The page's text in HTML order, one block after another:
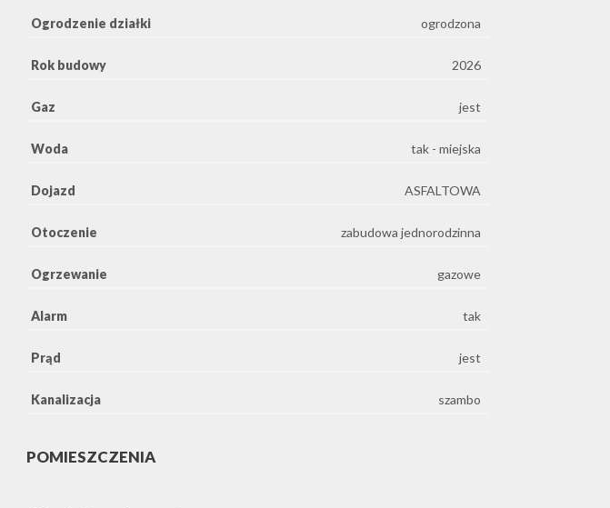
Ogrodzenie działki ogrodzona
Rok budowy 2026
Gaz jest
Woda tak - miejska
Dojazd ASFALTOWA
Otoczenie zabudowa jednorodzinna
Ogrzewanie gazowe
Alarm tak
Prąd jest
Kanalizacja szambo
POMIESZCZENIA